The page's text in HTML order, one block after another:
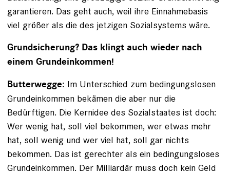
garantieren. Das geht auch, weil ihre Einnahmebasis
viel größer als die des jetzigen Sozialsystems wäre.
Grundsicherung? Das klingt auch wieder nach
einem Grundeinkommen!
Butterwegge: Im Unterschied zum bedingungslosen
Grundeinkommen bekämen die aber nur die
Bedürftigen. Die Kernidee des Sozialstaates ist doch:
Wer wenig hat, soll viel bekommen, wer etwas mehr
hat, soll wenig und wer viel hat, soll gar nichts
bekommen. Das ist gerechter als ein bedingungsloses
Grundeinkommen. Der Milliardär muss doch kein Geld